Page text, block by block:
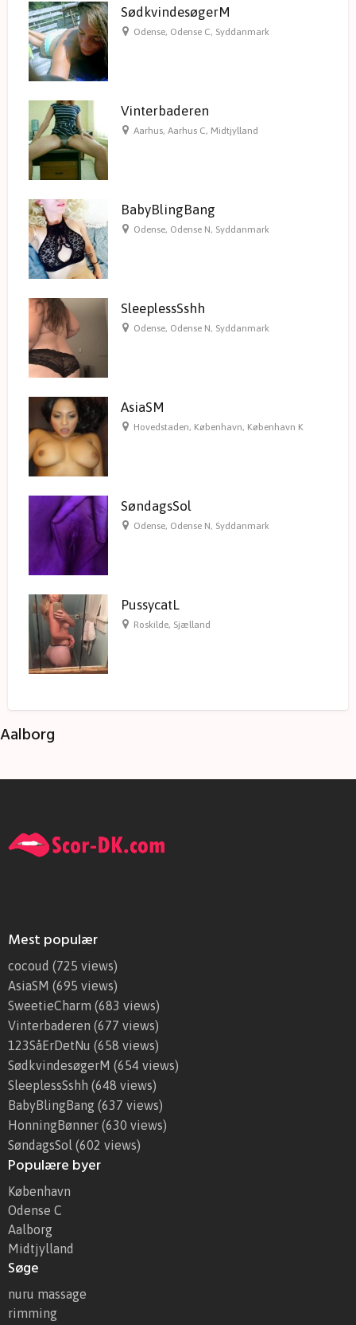
SødkvindesøgerM
Odense, Odense C, Syddanmark
Vinterbaderen
Aarhus, Aarhus C, Midtjylland
BabyBlingBang
Odense, Odense N, Syddanmark
SleeplessSshh
Odense, Odense N, Syddanmark
AsiaSM
Hovedstaden, København, København K
SøndagsSol
Odense, Odense N, Syddanmark
PussycatL
Roskilde, Sjælland
Aalborg
Mest populær
cocoud (725 views)
AsiaSM (695 views)
SweetieCharm (683 views)
Vinterbaderen (677 views)
123SåErDetNu (658 views)
SødkvindesøgerM (654 views)
SleeplessSshh (648 views)
BabyBlingBang (637 views)
HonningBønner (630 views)
SøndagsSol (602 views)
Populære byer
København
Odense C
Aalborg
Midtjylland
Søge
nuru massage
rimming